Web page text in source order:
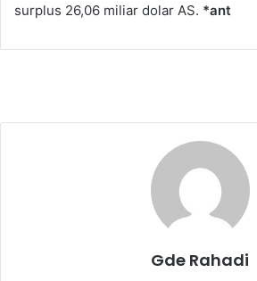
surplus 26,06 miliar dolar AS. *ant
Gde Rahadi